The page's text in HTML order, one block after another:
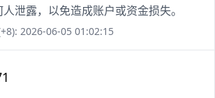
泄露，以免造成账户或资金损失。
2026-06-05 01:02:15